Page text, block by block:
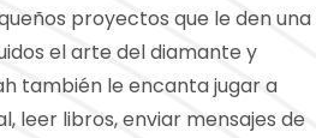
proyectos que le den una
el arte del diamante y
también le encanta jugar a
leer libros, enviar mensajes de